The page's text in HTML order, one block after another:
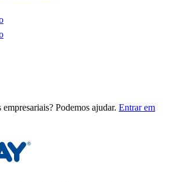
Podemos ajudar. Entrar em